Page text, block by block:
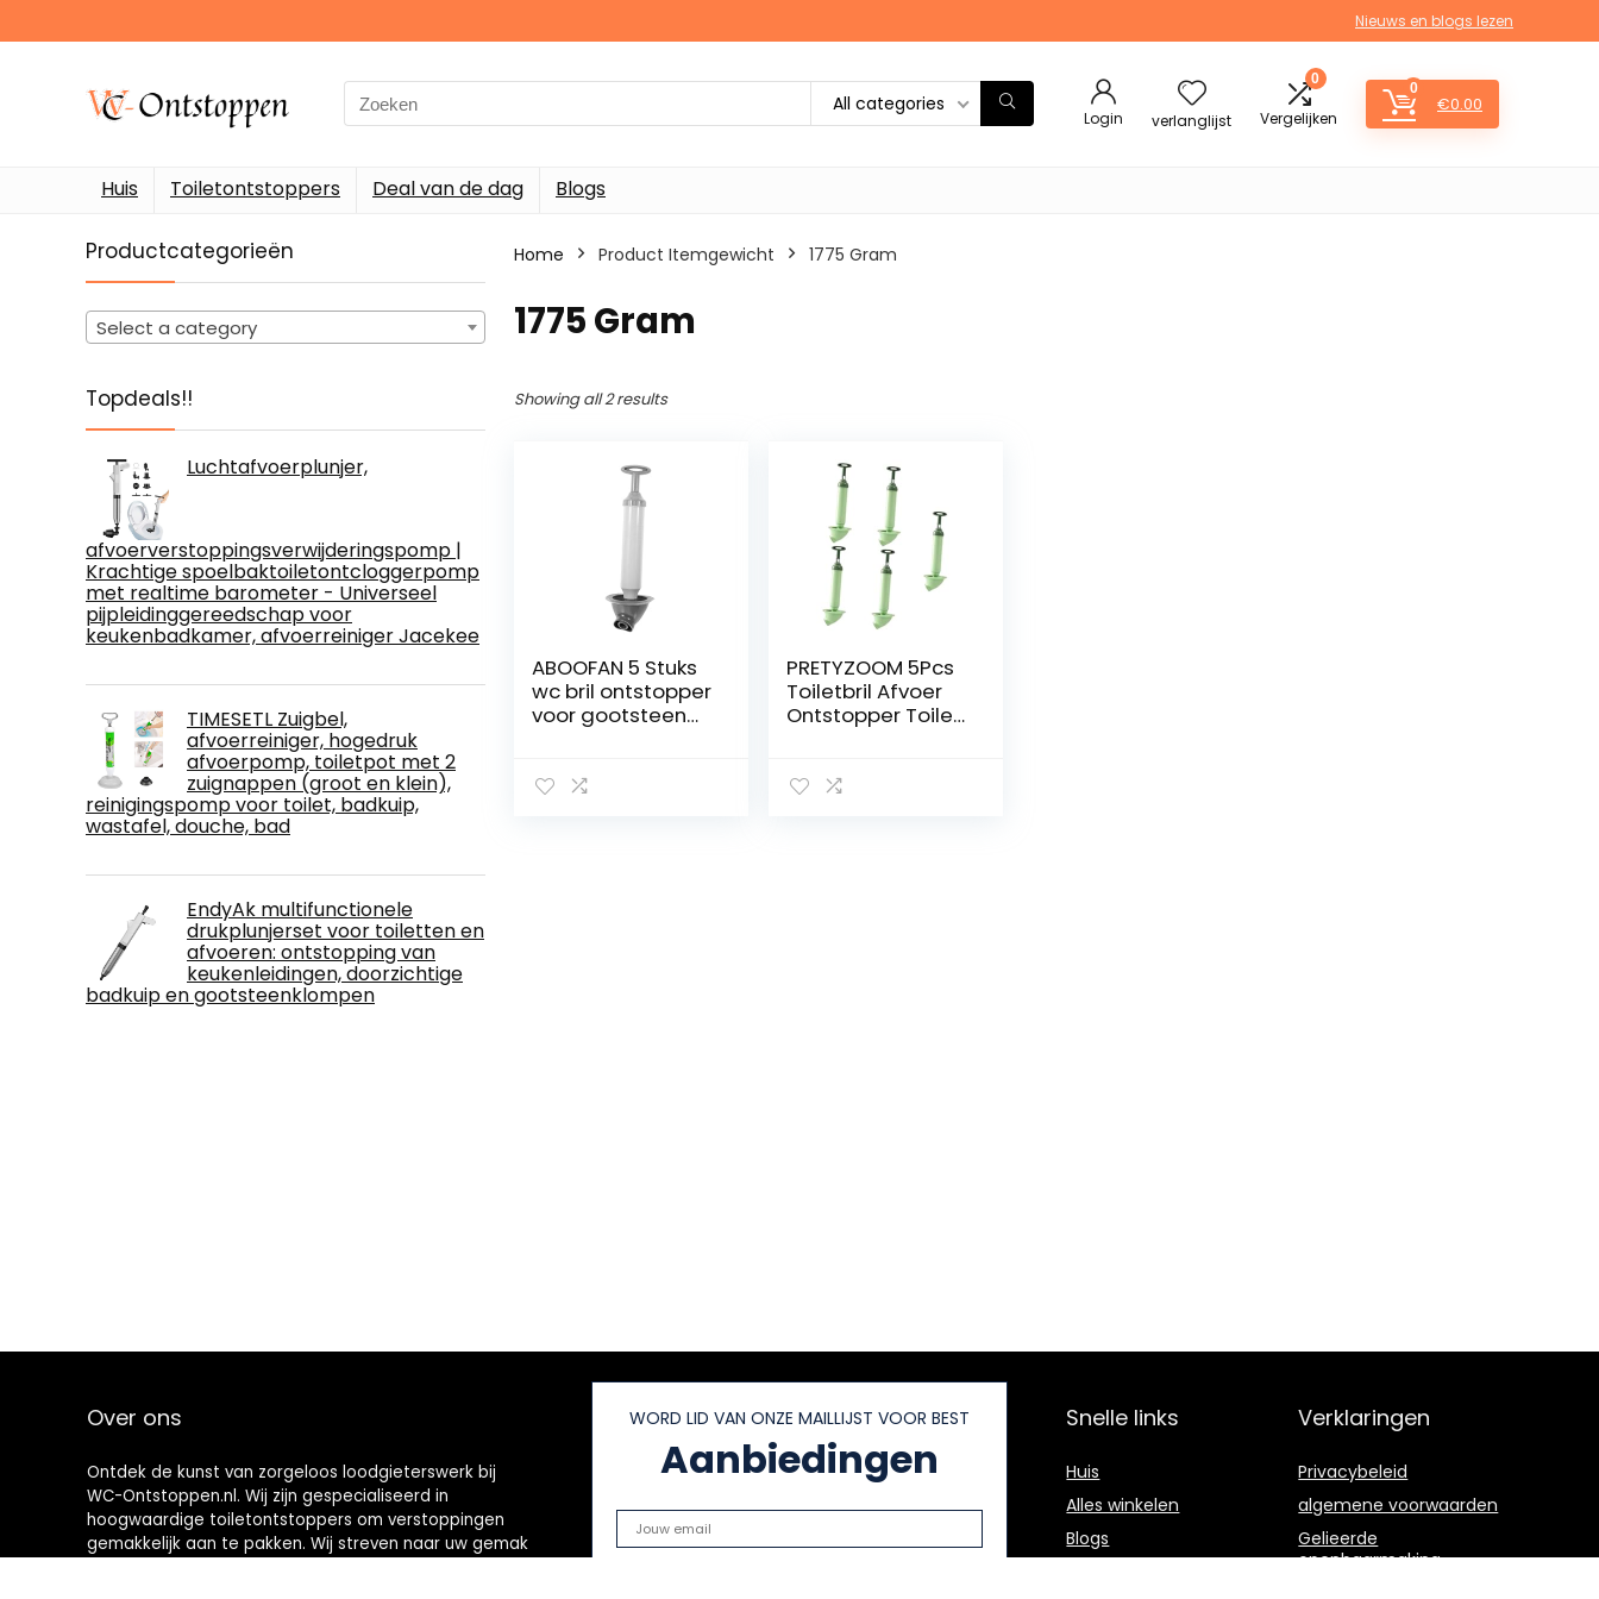
Nieuws en blogs lezen
Search
for:
All categories
Login verlanglijst
0
Vergelijken
0
€0.00
Huis Toiletontstoppers Deal van de dag Blogs
Productcategorieën
Select a category
Topdeals!!
Luchtafvoerplunjer,
afvoerverstoppingsverwijderingspomp |
Krachtige spoelbaktoiletontcloggerpomp
met realtime barometer - Universeel
pijpleidinggereedschap voor
keukenbadkamer, afvoerreiniger Jacekee
TIMESETL Zuigbel,
afvoerreiniger, hogedruk
afvoerpomp, toiletpot met 2
zuignappen (groot en klein),
reinigingspomp voor toilet, badkuip,
wastafel, douche, bad
EndyAk multifunctionele
drukplunjerset voor toiletten en
afvoeren: ontstopping van
keukenleidingen, doorzichtige
badkuip en gootsteenklompen
Home Product Itemgewicht ‎1775 Gram
‎1775 Gram
Showing all 2 results
ABOOFAN 5 Stuks
wc bril ontstopper
voor gootsteen
hulpmiddel voor
PRETYZOOM 5Pcs
Toiletbril Afvoer
Ontstopper Toilet
Verwijderaar
Over ons
Ontdek de kunst van zorgeloos loodgieterswerk bij
WC-Ontstoppen.nl. Wij zijn gespecialiseerd in
hoogwaardige toiletontstoppers om verstoppingen
gemakkelijk aan te pakken. Wij streven naar uw gemak
WORD LID VAN ONZE MAILLIJST VOOR BEST
Aanbiedingen
Snelle links
Huis
Alles winkelen
Blogs
Verklaringen
Privacybeleid
algemene voorwaarden
Gelieerde
openbaarmaking